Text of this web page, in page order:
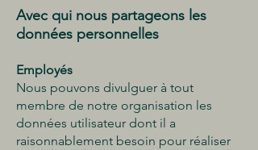
Avec qui nous partageons les
données personnelles
Employés
Nous pouvons divulguer à tout
membre de notre organisation les
données utilisateur dont il a
raisonnablement besoin pour réaliser